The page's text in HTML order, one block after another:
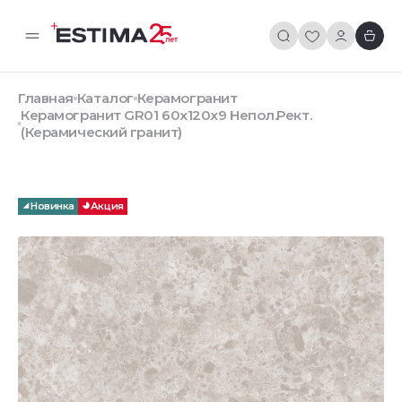
Главная Каталог Керамогранит
Керамогранит GR01 60x120x9 Непол.Рект.
(Керамический гранит)
Новинка Акция